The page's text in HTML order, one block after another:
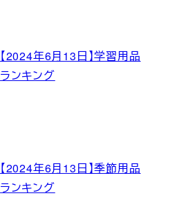
【2024年6月13日】学習用品
ランキング
【2024年6月13日】季節用品
ランキング